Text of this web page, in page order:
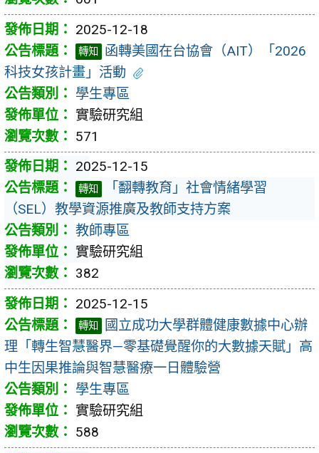
2025-12-18
轉知
函轉美國在台協會（AIT）「2026
科技女孩計畫」活動
學生專區
實驗研究組
571
2025-12-15
轉知
「翻轉教育」社會情緒學習
（SEL）教學資源推廣及教師支持方案
教師專區
實驗研究組
382
2025-12-15
轉知
國立成功大學群體健康數據中心辦
理「轉生智慧醫界—零基礎覺醒你的大數據天賦」高
中生因果推論與智慧醫療一日體驗營
學生專區
實驗研究組
588